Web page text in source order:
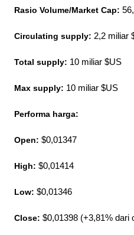
Rasio Volume/Market Cap:
Circulating supply: 2,2 miliar
Total supply: 10 miliar $US
Max supply: 10 miliar $US
Performa harga:
Open: $0,01347
High: $0,01414
Low: $0,01346
Close: $0,01398 (+3,81% dari